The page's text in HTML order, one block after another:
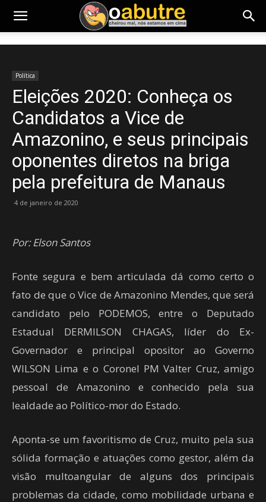
Política
Eleições 2020: Conheça os
Candidatos a Vice de
Amazonino, e seus principais
oponentes diretos na briga
pela prefeitura de Manaus
4 de janeiro de 2020
Por: Elson Santos
Fonte segura e bem articulada dá como certo o
fato de que o Vice de Amazonino Mendes, que será
candidato pelo PODEMOS, entre o Deputado
Estadual DERMILSON CHAGAS, líder do Ex-
Governador e principal opositor ao Governo
WILSON Lima e o Coronel PM Valter Cruz, amigo
pessoal de Amazonino e conhecido pela sua
lealdade ao Político-mor do Estado.
Aponta-se um favoritismo de Cruz, muito pela sua
sólida formação e atuações como gestor, além da
visão multoangular de alguns dos principais
problemas da cidade, como mobilidade urbana e